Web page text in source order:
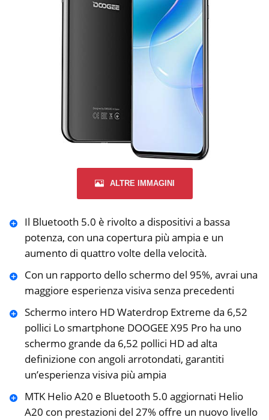
ALTRE IMMAGINI
Il Bluetooth 5.0 è rivolto a dispositivi a bassa
potenza, con una copertura più ampia e un
aumento di quattro volte della velocità.
Con un rapporto dello schermo del 95%, avrai una
maggiore esperienza visiva senza precedenti
Schermo intero HD Waterdrop Extreme da 6,52
pollici Lo smartphone DOOGEE X95 Pro ha uno
schermo grande da 6,52 pollici HD ad alta
definizione con angoli arrotondati, garantiti
un’esperienza visiva più ampia
MTK Helio A20 e Bluetooth 5.0 aggiornati Helio
A20 con prestazioni del 27% offre un nuovo livello